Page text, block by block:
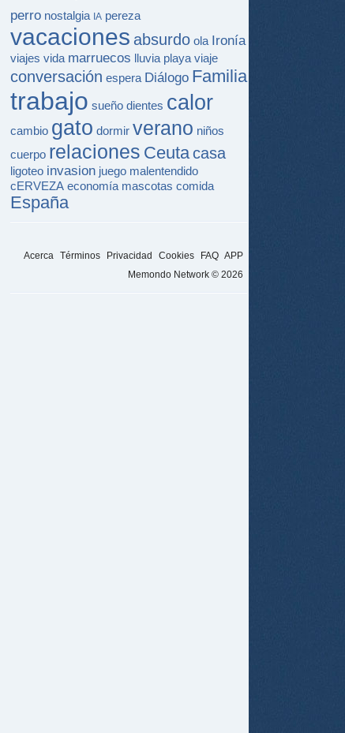
perro nostalgia IA pereza
vacaciones absurdo ola Ironía
viajes vida marruecos lluvia playa viaje
conversación espera Diálogo Familia
trabajo sueño dientes calor
cambio gato dormir verano niños
cuerpo relaciones Ceutacasa
ligoteo invasion juego malentendido
cERVEZA economía mascotas comida
España
Acerca Términos Privacidad Cookies FAQ APP
Memondo Network © 2026